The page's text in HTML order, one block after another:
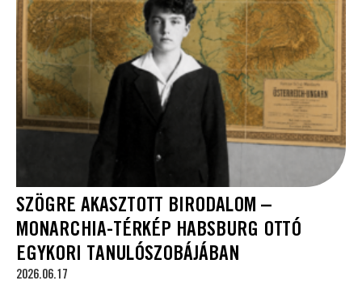
SZÖGRE AKASZTOTT BIRODALOM –
MONARCHIA-TÉRKÉP HABSBURG OTTÓ
EGYKORI TANULÓSZOBÁJÁBAN
2026.06.17